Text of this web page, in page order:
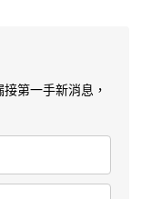
第一手新消息，